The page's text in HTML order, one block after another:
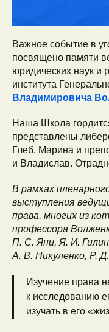
Важное событие в
посвящено памяти
юридических наук и
института
Владимировича
Наша Школа
представлены
Глеб, Марина и
и Владислав.
В рамках
выступления
права, многих из
профессора
П. С. Яни, Я. И.
А. В. Никуленко, Р.
Изучение права
к исследованию
изучать в его